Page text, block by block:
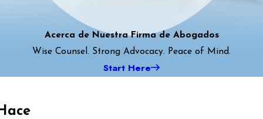
Acerca de Nuestra Firma de Abogados
Wise Counsel. Strong Advocacy. Peace of Mind.
Start Here